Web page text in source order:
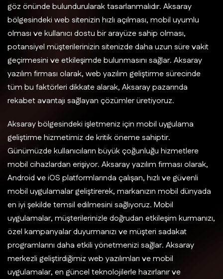
göz önünde bulundurularak tasarlanmalıdır. Aksaray
bölgesindeki web sitenizin hızlı açılması, mobil uyumlu
olması ve kullanıcı dostu bir arayüze sahip olması,
potansiyel müşterilerinizin sitenizde daha uzun süre vakit
geçirmesini ve etkileşimde bulunmasını sağlar. Aksaray
yazılım firması olarak, web yazılım geliştirme sürecinde
tüm bu faktörleri dikkate alarak, Aksaray pazarında
rekabet avantajı sağlayan çözümler üretiyoruz.
Aksaray bölgesindeki işletmeniz için mobil uygulama
geliştirme hizmetimiz de kritik öneme sahiptir.
Günümüzde kullanıcıların büyük çoğunluğu hizmetlere
mobil cihazlardan erişiyor. Aksaray yazılım firması olarak,
Android ve iOS platformlarında çalışan, hızlı ve güvenli
mobil uygulamalar geliştirerek, markanızın mobil dünyada
en iyi şekilde temsil edilmesini sağlıyoruz. Mobil
uygulamalar, müşterilerinizle doğrudan etkileşim kurmanızı,
özel kampanyalar duyurmanızı ve müşteri sadakat
programlarını daha etkili yönetmenizi sağlar. Aksaray
merkezli geliştirdiğimiz web yazılımları ve mobil
uygulamalar, en güncel teknolojilerle hazırlanır ve